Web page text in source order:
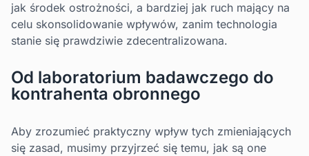
jak środek ostrożności, a bardziej jak ruch mający na
celu skonsolidowanie wpływów, zanim technologia
stanie się prawdziwie zdecentralizowana.
Od laboratorium badawczego do
kontrahenta obronnego
Aby zrozumieć praktyczny wpływ tych zmieniających
się zasad, musimy przyjrzeć się temu, jak są one